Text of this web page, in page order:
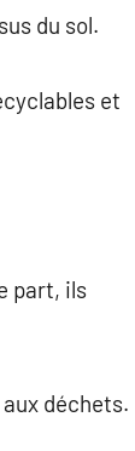
du sol.
et
part, ils
déchets.